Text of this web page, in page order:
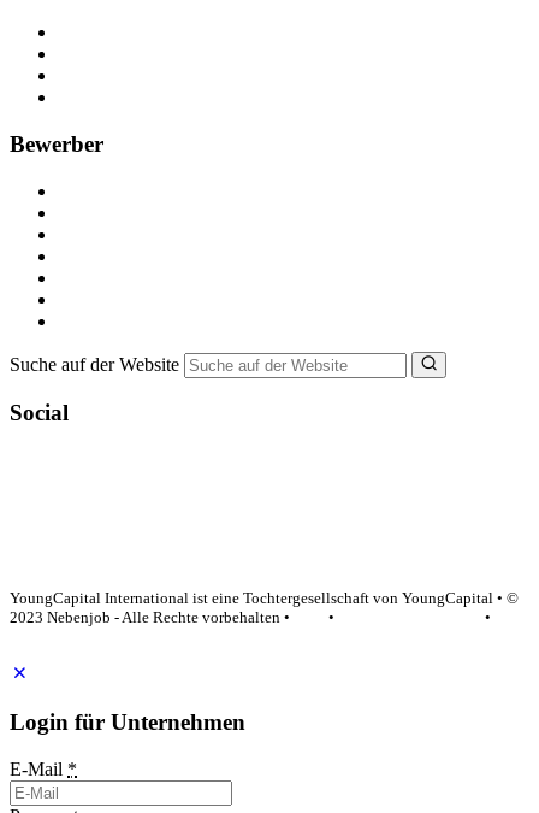
Bewerber
Suche auf der Website
Social
YoungCapital International ist eine Tochtergesellschaft von YoungCapital • ©
2023 Nebenjob - Alle Rechte vorbehalten •
•
•
Login für Unternehmen
E-Mail *